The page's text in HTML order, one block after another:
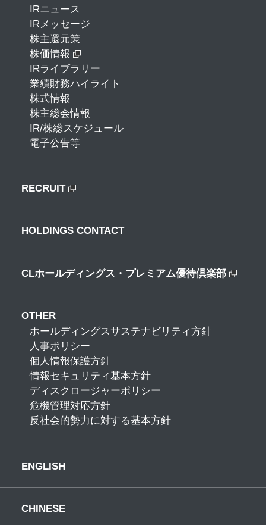
IRニュース
IRメッセージ
株主還元策
株価情報
IRライブラリー
業績財務ハイライト
株式情報
株主総会情報
IR/株総スケジュール
電子公告等
RECRUIT
HOLDINGS CONTACT
CLホールディングス・プレミアム優待倶楽部
OTHER
ホールディングスサステナビリティ方針
人事ポリシー
個人情報保護方針
情報セキュリティ基本方針
ディスクロージャーポリシー
危機管理対応方針
反社会的勢力に対する基本方針
ENGLISH
CHINESE